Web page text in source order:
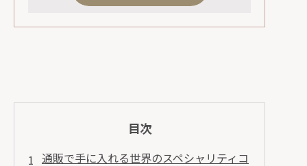
目次
通販で手に入れる世界のスペシャリティコ